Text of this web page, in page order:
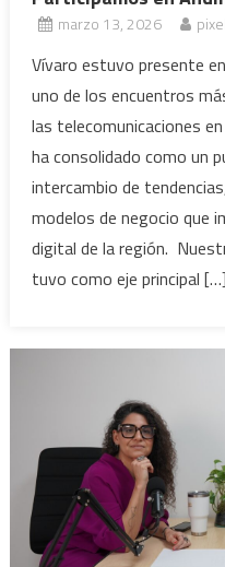
marzo 13, 2026
Vívaro estuvo presente
uno de los encuentros
las telecomunicaciones
ha consolidado como un
intercambio de
modelos de negocio que
digital de la región.
tuvo como eje principal […]